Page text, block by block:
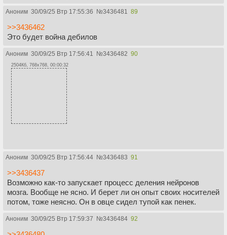
Аноним 30/09/25 Втр 17:55:36 №3436481 89
>>3436462
Это будет война дебилов
Аноним 30/09/25 Втр 17:56:41 №3436482 90
2504Кб, 768x768, 00:00:32
Аноним 30/09/25 Втр 17:56:44 №3436483 91
>>3436437
Возможно как-то запускает процесс деления нейронов
мозга. Вообще не ясно. И берет ли он опыт своих носителей
потом, тоже неясно. Он в овце сидел тупой как пенек.
Аноним 30/09/25 Втр 17:59:37 №3436484 92